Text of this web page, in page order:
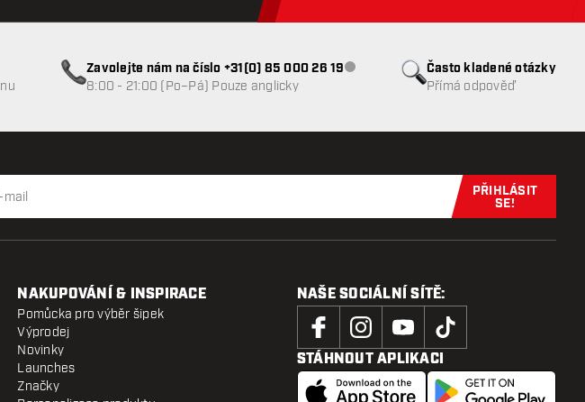
Často kladené otázky
Přímá odpověď
nedostupný Zavolejte nám na číslo +31(0) 85 000 26 19Zákaznický servis nedostupný
8:00 - 21:00 (Po–Pá) Pouze anglicky
Přihlaste se
PŘIHLÁSIT
SE!
NAKUPOVÁNÍ & INSPIRACE
Pomůcka pro výběr šipek
Výprodej
Novinky
Launches
Značky
NAŠE SOCIÁLNÍ SÍTĚ:
STÁHNOUT APLIKACI